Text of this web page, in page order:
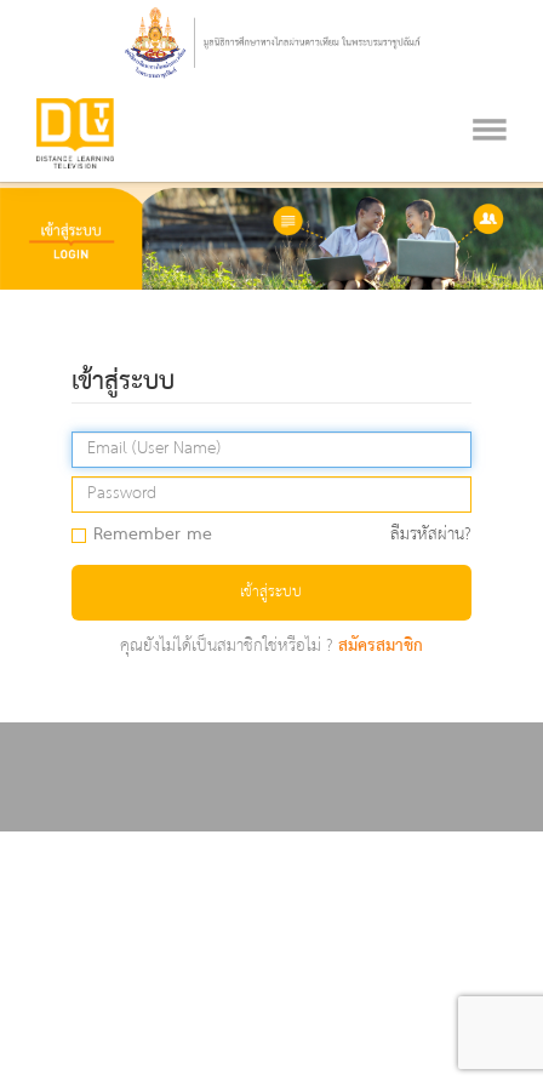
เข้าสู่ระบบ
Remember me ลืมรหัสผ่าน?
เข้าสู่ระบบ
คุณยังไม่ได้เป็นสมาชิกใช่หรือไม่ ?สมัครสมาชิก